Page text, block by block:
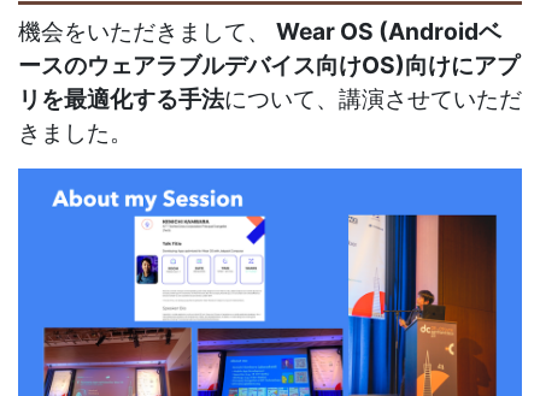
機会をいただきまして、 Wear OS (Androidベ
ースのウェアラブルデバイス向けOS)向けにアプ
リを最適化する手法について、講演させていただ
きました。